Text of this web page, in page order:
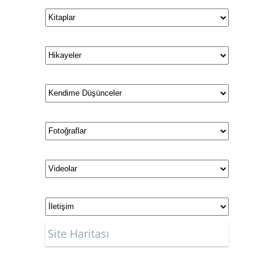
Site Haritası